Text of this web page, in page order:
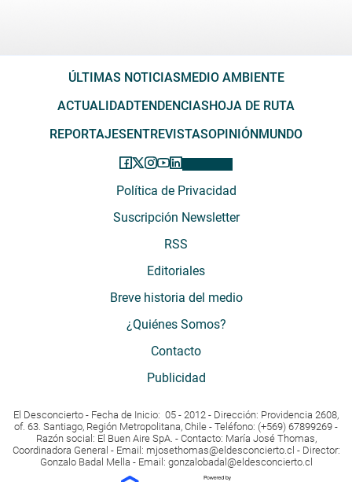
ÚLTIMAS NOTICIASMEDIO AMBIENTE
ACTUALIDADTENDENCIASHOJA DE RUTA
REPORTAJESENTREVISTASOPINIÓNMUNDO
Política de Privacidad
Suscripción Newsletter
RSS
Editoriales
Breve historia del medio
¿Quiénes Somos?
Contacto
Publicidad
El Desconcierto - Fecha de Inicio: 05 - 2012 - Dirección: Providencia 2608,
of. 63. Santiago, Región Metropolitana, Chile - Teléfono: (+569) 67899269 -
Razón social: El Buen Aire SpA. - Contacto: María José Thomas,
Coordinadora General - Email: mjosethomas@eldesconcierto.cl - Director:
Gonzalo Badal Mella - Email: gonzalobadal@eldesconcierto.cl